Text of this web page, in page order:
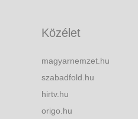
Közélet
magyarnemzet.hu
szabadfold.hu
hirtv.hu
origo.hu